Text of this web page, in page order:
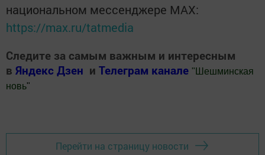
национальном мессенджере MАХ:
https://max.ru/tatmedia
Следите за самым важным и интересным
в Яндекс Дзен и Телеграм канале " Шешминская
новь"
Перейти на страницу новости